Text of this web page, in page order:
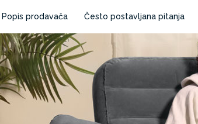
Popis prodavača Često postavljana pitanja